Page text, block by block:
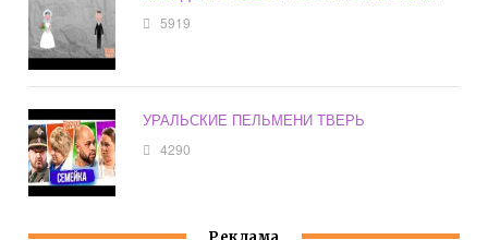
5919
УРАЛЬСКИЕ ПЕЛЬМЕНИ ТВЕРЬ
4290